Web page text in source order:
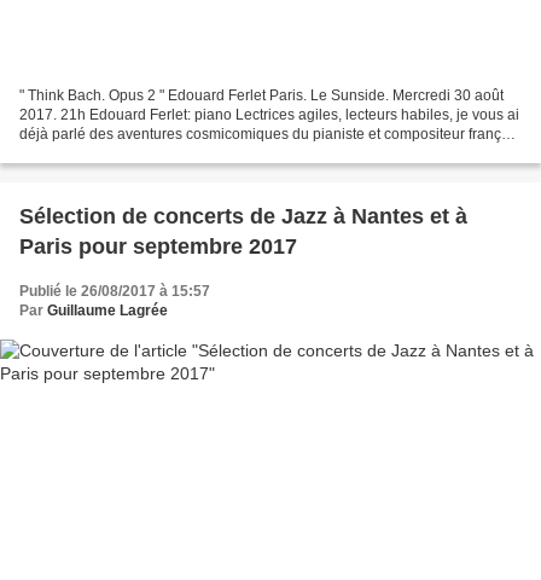
" Think Bach. Opus 2 " Edouard Ferlet Paris. Le Sunside. Mercredi 30 août
2017. 21h Edouard Ferlet: piano Lectrices agiles, lecteurs habiles, je vous ai
déjà parlé des aventures cosmicomiques du pianiste et compositeur français
Sélection de concerts de Jazz à Nantes et à
Paris pour septembre 2017
Publié le 26/08/2017 à 15:57
Par Guillaume Lagrée